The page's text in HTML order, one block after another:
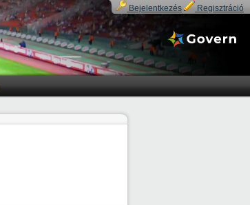
Bejelentkezés Regisztráció